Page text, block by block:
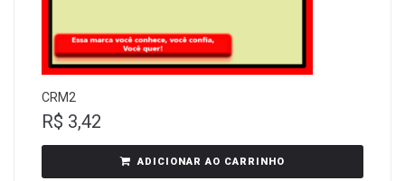
CRM2
R$ 3,42
ADICIONAR AO CARRINHO